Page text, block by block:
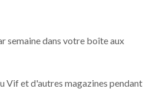
semaine dans votre boîte aux
Vif et d'autres magazines pendant